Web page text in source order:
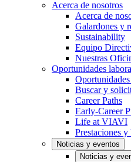
Acerca de nosotros
Acerca de
Galardones y
Sustainability
Equipo
Nuestras
Oportunidades
Buscar y
Career Paths
Early-Career
Life at VIAVI
Prestaciones
Noticias y eventos
Noticias y